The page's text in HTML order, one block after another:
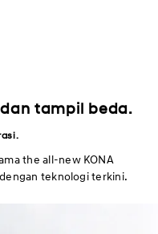
tampil beda.
the all-new KONA
teknologi terkini.